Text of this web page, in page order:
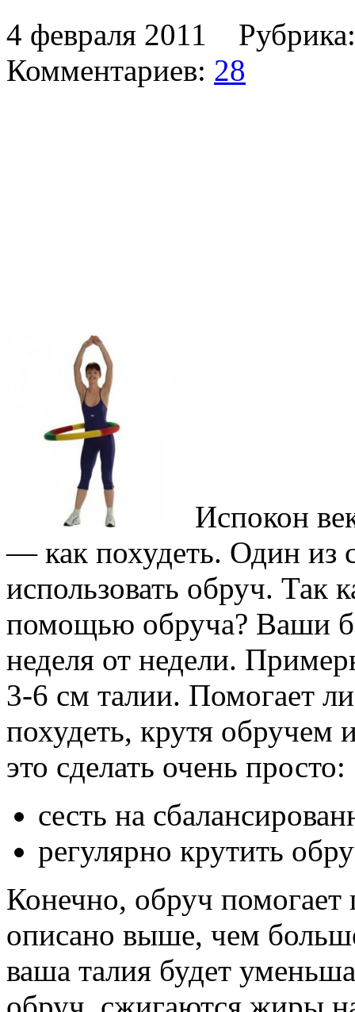
4 февраля 2011
Комментариев: 28
Испокон
— как похудеть. Один из
использовать обруч. Так
помощью обруча? Ваши
неделя от недели.
3-6 см талии. Помогает
похудеть, крутя обручем
это сделать очень просто:
сесть на
регулярно крутить
Конечно, обруч помогает
описано выше, чем
ваша талия будет